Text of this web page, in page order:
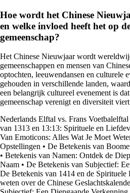
Hoe wordt het Chinese
en welke invloed heeft het op
gemeenschap?
Het Chinese Nieuwjaar wordt
gemeenschappen en mensen van
optochten, leeuwendansen en culturele
gehouden in verschillende landen,
een belangrijk cultureel evenement is
gemeenschap verenigt en diversiteit
Nederlands Elftal vs. Frans
van 1313 en 13:13: Spirituele en
Van Emoticons: Alles Wat Je Moet
Opstellingen • De Betekenis van
• Betekenis van Namen: Ontdek de
Naam • De Betekenis van Subjectief:
De Betekenis van 1414 en de Spirituele
weten over de Chinese